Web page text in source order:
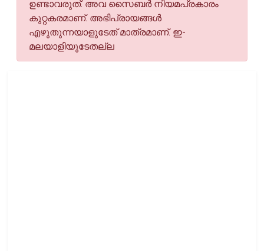
ഉണ്ടാവരുത്. അവ സൈബര്‍ നിയമപ്രകാരം
കുറ്റകരമാണ്. അഭിപ്രായങ്ങള്‍
എഴുതുന്നയാളുടേത് മാത്രമാണ്. ഇ-
മലയാളിയുടേതല്ല